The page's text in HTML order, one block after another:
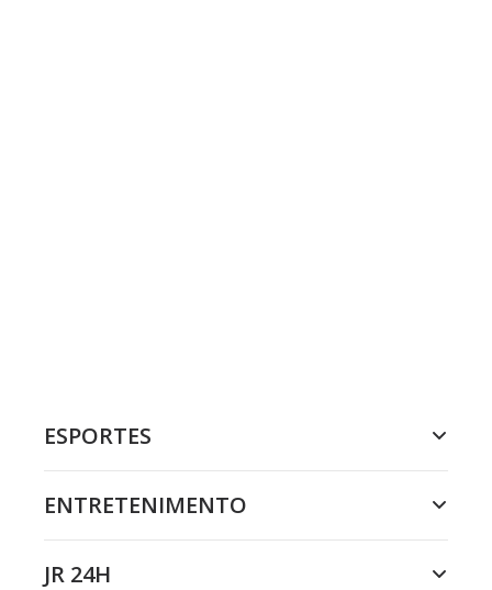
ESPORTES
ENTRETENIMENTO
JR 24H